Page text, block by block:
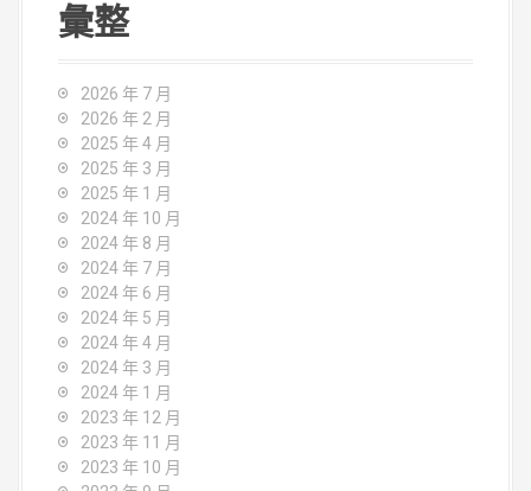
彙整
2026 年 7 月
2026 年 2 月
2025 年 4 月
2025 年 3 月
2025 年 1 月
2024 年 10 月
2024 年 8 月
2024 年 7 月
2024 年 6 月
2024 年 5 月
2024 年 4 月
2024 年 3 月
2024 年 1 月
2023 年 12 月
2023 年 11 月
2023 年 10 月